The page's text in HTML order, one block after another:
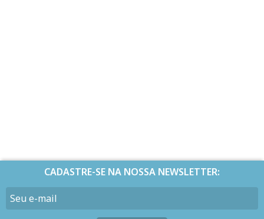
CADASTRE-SE NA NOSSA NEWSLETTER: